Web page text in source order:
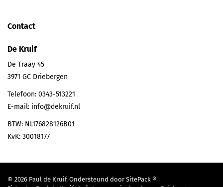
Contact
De Kruif
De Traay 45
3971 GC Driebergen
Telefoon: 0343-513221
E-mail: info@dekruif.nl
BTW: NL176828126B01
KvK: 30018177
© 2026 Paul de Kruif. Ondersteund door SitePack ®